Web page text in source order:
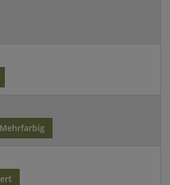
Mehrfarbig